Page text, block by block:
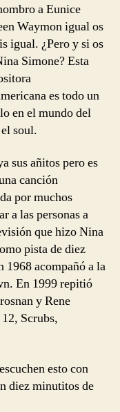
a Eunice
Waymon igual os
igual. ¿Pero y si os
Simone? Esta
es todo un
en el mundo del
soul.
sus añitos pero es
canción
por muchos
a las personas a
que hizo Nina
pista de diez
1968 acompañó a la
En 1999 repitió
y Rene
Scrubs,
esto con
diez minutitos de